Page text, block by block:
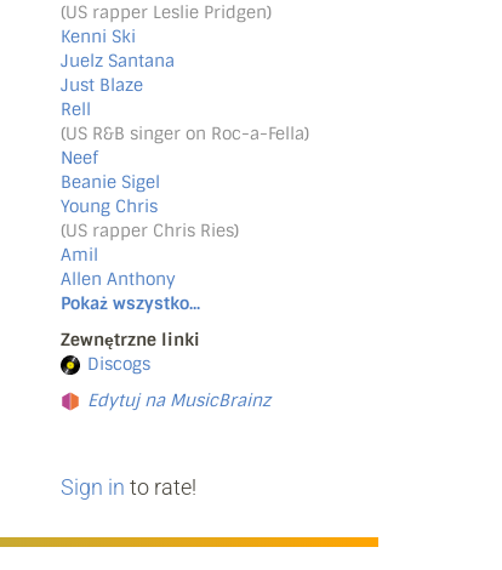
(US rapper Leslie Pridgen)
Kenni Ski
Juelz Santana
Just Blaze
Rell
(US R&B singer on Roc-a-Fella)
Neef
Beanie Sigel
Young Chris
(US rapper Chris Ries)
Amil
Allen Anthony
Pokaż wszystko...
Zewnętrzne linki
Discogs
Edytuj na MusicBrainz
Sign in to rate!